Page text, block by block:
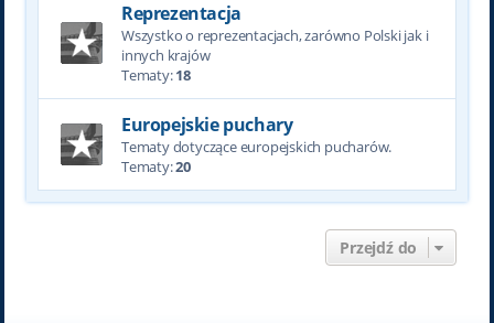
Reprezentacja
Wszystko o reprezentacjach, zarówno Polski jak i
innych krajów
Tematy:18
Europejskie puchary
Tematy dotyczące europejskich pucharów.
Tematy:20
Przejdź do